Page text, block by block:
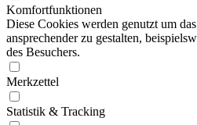
Komfortfunktionen
Diese Cookies werden genutzt um
ansprechender zu gestalten,
des Besuchers.
Merkzettel
Statistik & Tracking